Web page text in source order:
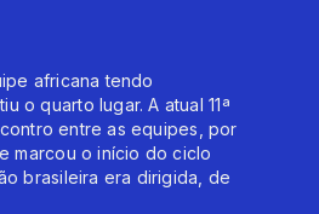
africana tendo
o quarto lugar. A atual 11ª
entre as equipes, por
marcou o início do ciclo
brasileira era dirigida, de